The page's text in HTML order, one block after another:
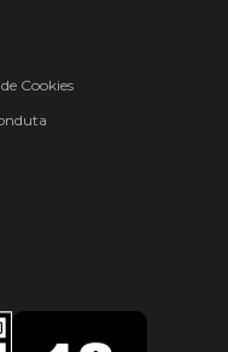
Cookies